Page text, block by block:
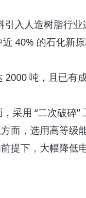
入人造树脂行
40% 的石化新
吨，且已有
采用 “二次破碎
面，选用高等级
提下，大幅降低